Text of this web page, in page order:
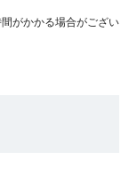
がかかる場合がござい